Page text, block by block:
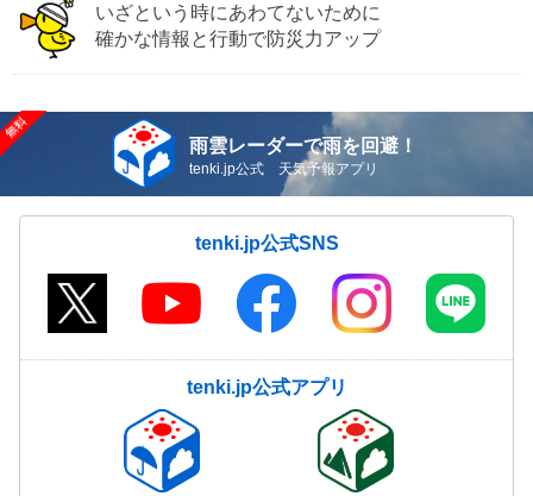
いざという時にあわてないために
確かな情報と行動で防災力アップ
雨雲レーダーで雨を回避！
tenki.jp公式 天気予報アプリ
tenki.jp公式SNS
tenki.jp公式アプリ